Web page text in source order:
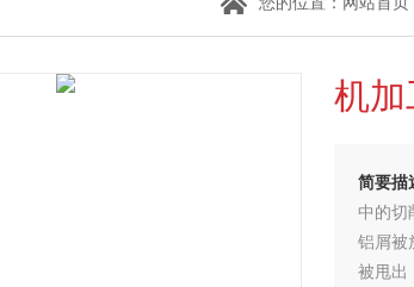
机
简要描
中的切
铝屑被
被甩出